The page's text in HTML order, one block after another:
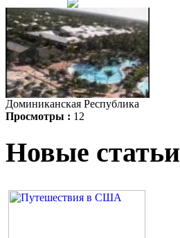
Доминиканская Республика
Просмотры : 12
Новые статьи